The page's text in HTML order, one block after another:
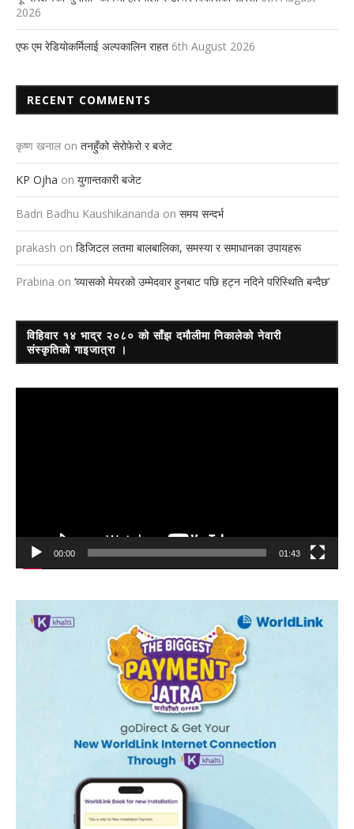
2026
एफ एम रेडियोकर्मिलाई अल्पकालिन राहत 6th August 2026
RECENT COMMENTS
कृष्ण खनाल on तनहुँको सेरोफेरो र बजेट
KP Ojha on युगान्तकारी बजेट
Badri Badhu Kaushikananda on समय सन्दर्भ
prakash on डिजिटल लतमा बालबालिका, समस्या र समाधानका उपायहरू
Prabina on ‘व्यासको मेयरको उम्मेदवार हुनबाट पछि हट्न नदिने परिस्थिति बन्दैछ’
विहिवार १४ भाद्र २०८० को साँझ दमौलीमा निकालेको नेवारी
संस्कृतिको गाइजात्रा ।
00:00 01:43